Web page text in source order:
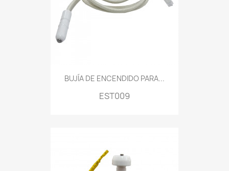
BUJÍA DE ENCENDIDO PARA...
EST009